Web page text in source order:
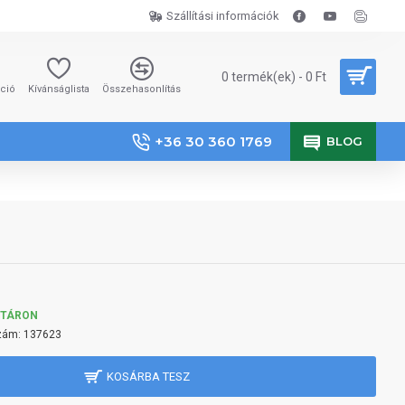
Szállítási információk
Kívánságlista Összehasonlítás
0 termék(ek) - 0 Ft
+36 30 360 1769 BLOG
137623
KOSÁRBA TESZ